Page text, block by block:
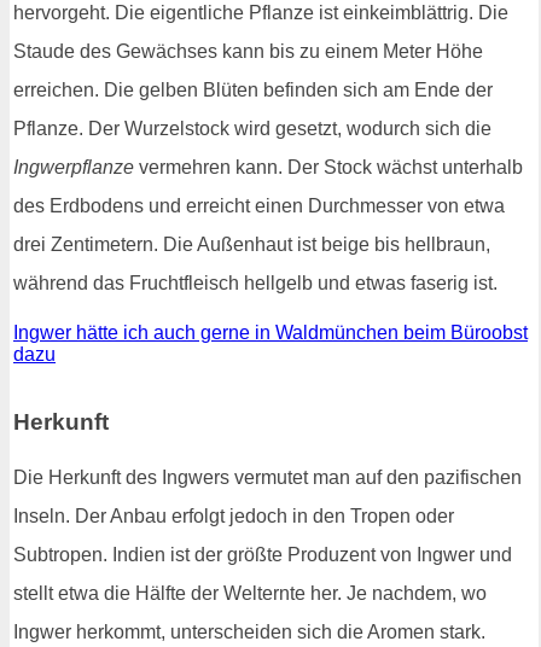
hervorgeht. Die eigentliche Pflanze ist einkeimblättrig. Die
Staude des Gewächses kann bis zu einem Meter Höhe
erreichen. Die gelben Blüten befinden sich am Ende der
Pflanze. Der Wurzelstock wird gesetzt, wodurch sich die
Ingwerpflanze vermehren kann. Der Stock wächst unterhalb
des Erdbodens und erreicht einen Durchmesser von etwa
drei Zentimetern. Die Außenhaut ist beige bis hellbraun,
während das Fruchtfleisch hellgelb und etwas faserig ist.
Ingwer hätte ich auch gerne in Waldmünchen beim Büroobst
dazu
Herkunft
Die Herkunft des Ingwers vermutet man auf den pazifischen
Inseln. Der Anbau erfolgt jedoch in den Tropen oder
Subtropen. Indien ist der größte Produzent von Ingwer und
stellt etwa die Hälfte der Welternte her. Je nachdem, wo
Ingwer herkommt, unterscheiden sich die Aromen stark.